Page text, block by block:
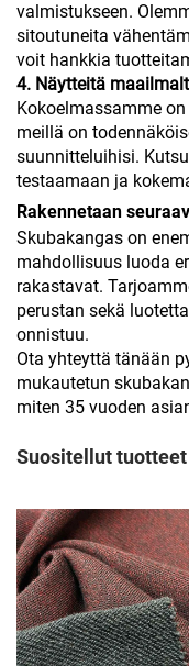
valmistukseen.
sitoutuneita
voit hankkia
4. Näytteitä
Kokoelmassamme
meillä on
suunnitteluihisi.
testaamaan ja
Rakennetaan
Skubakangas on
mahdollisuus luoda
rakastavat.
perustan sekä
onnistuu.
Ota yhteyttä tänään
mukautetun
miten 35 vuoden
Suositellut tuotteet